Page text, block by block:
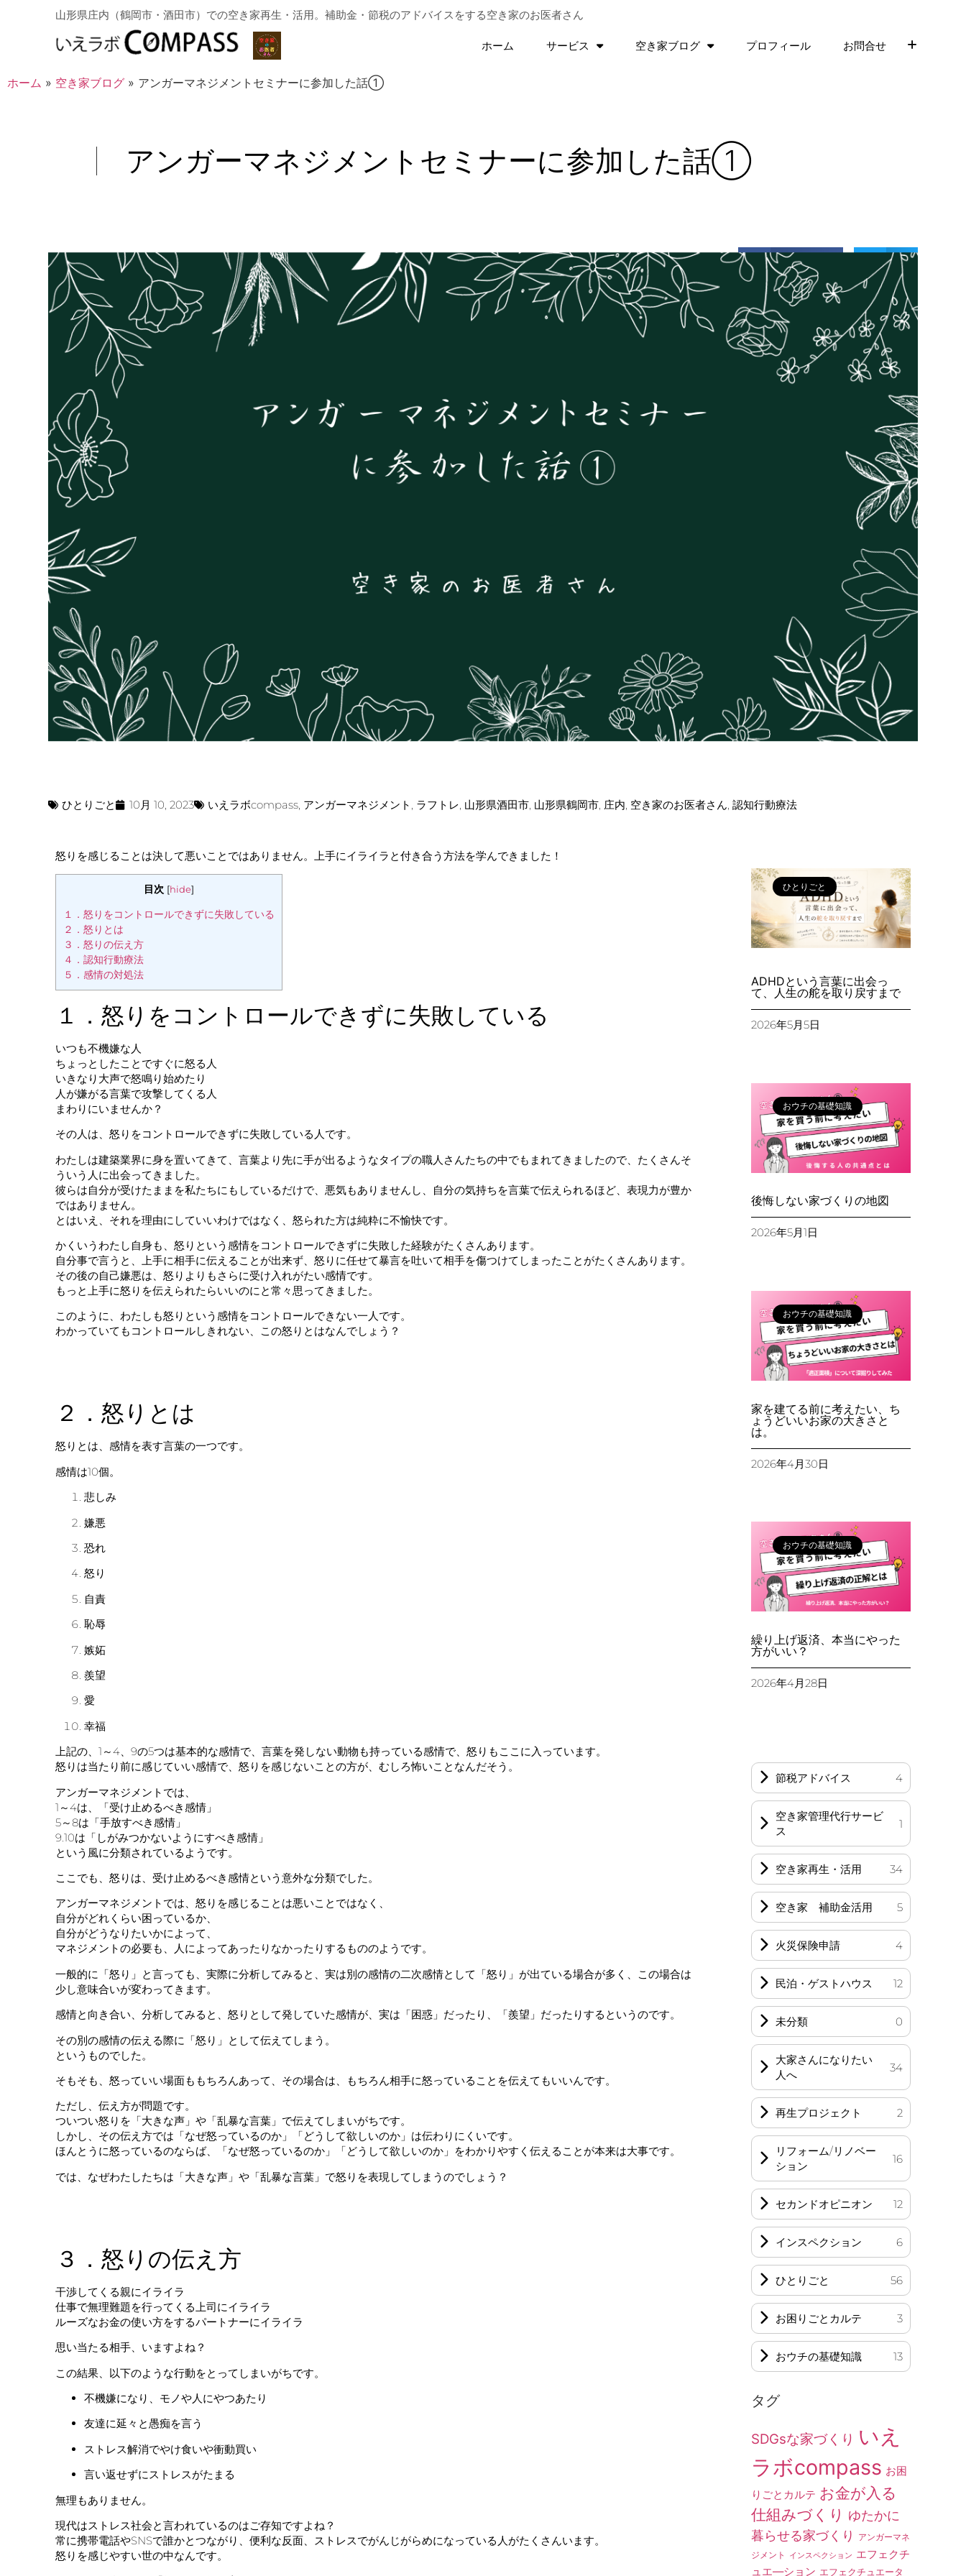
山形県庄内（鶴岡市・酒田市）での空き家再生・活用。補助金・節税のアドバイスをする空き家のお医者さん
ホーム サービス 空き家ブログ プロフィール お問合せ
ホーム » 空き家ブログ » アンガーマネジメントセミナーに参加した話①
アンガーマネジメントセミナーに参加した話①
Facebook Ｘ
ひとりごと 10月 10, 2023 いえラボcompass, アンガーマネジメント , ラフトレ, 山形県酒田市, 山形県鶴岡市, 庄内, 空き家のお医者さん,認知行動療法
怒りを感じることは決して悪いことではありません。上手にイライラと付き合う方法を学んできました！
目次 [hide]
１．怒りをコントロールできずに失敗している
２．怒りとは
３．怒りの伝え方
４．認知行動療法
５．感情の対処法
１．怒りをコントロールできずに失敗している
いつも不機嫌な人
ちょっとしたことですぐに怒る人
いきなり大声で怒鳴り始めたり
人が嫌がる言葉で攻撃してくる人
まわりにいませんか？
その人は、怒りをコントロールできずに失敗している人です。
わたしは建築業界に身を置いてきて、言葉より先に手が出るようなタイプの職人さんたちの中でもまれてきましたので、たくさんそ
ういう人に出会ってきました。
彼らは自分が受けたままを私たちにもしているだけで、悪気もありませんし、自分の気持ちを言葉で伝えられるほど、表現力が豊か
ではありません。
とはいえ、それを理由にしていいわけではなく、怒られた方は純粋に不愉快です。
かくいうわたし自身も、怒りという感情をコントロールできずに失敗した経験がたくさんあります。
自分事で言うと、上手に相手に伝えることが出来ず、怒りに任せて暴言を吐いて相手を傷つけてしまったことがたくさんあります。
その後の自己嫌悪は、怒りよりもさらに受け入れがたい感情です。
もっと上手に怒りを伝えられたらいいのにと常々思ってきました。
このように、わたしも怒りという感情をコントロールできない一人です。
わかっていてもコントロールしきれない、この怒りとはなんでしょう？
２．怒りとは
怒りとは、感情を表す言葉の一つです。
感情は10個。
悲しみ
嫌悪
恐れ
怒り
自責
恥辱
嫉妬
羨望
愛
幸福
上記の、1～4、9の5つは基本的な感情で、言葉を発しない動物も持っている感情で、怒りもここに入っています。
怒りは当たり前に感じていい感情で、怒りを感じないことの方が、むしろ怖いことなんだそう。
アンガーマネジメントでは、
1～4は、「受け止めるべき感情」
5～8は「手放すべき感情」
9.10は「しがみつかないようにすべき感情」
という風に分類されているようです。
ここでも、怒りは、受け止めるべき感情という意外な分類でした。
アンガーマネジメントでは、怒りを感じることは悪いことではなく、
自分がどれくらい困っているか、
自分がどうなりたいかによって、
マネジメントの必要も、人によってあったりなかったりするもののようです。
一般的に「怒り」と言っても、実際に分析してみると、実は別の感情の二次感情として「怒り」が出ている場合が多く、この場合は
少し意味合いが変わってきます。
感情と向き合い、分析してみると、怒りとして発していた感情が、実は「困惑」だったり、「羨望」だったりするというのです。
その別の感情の伝える際に「怒り」として伝えてしまう。
というものでした。
そもそも、怒っていい場面ももちろんあって、その場合は、もちろん相手に怒っていることを伝えてもいいんです。
ただし、伝え方が問題です。
ついつい怒りを「大きな声」や「乱暴な言葉」で伝えてしまいがちです。
しかし、その伝え方では「なぜ怒っているのか」「どうして欲しいのか」は伝わりにくいです。
ほんとうに怒っているのならば、「なぜ怒っているのか」「どうして欲しいのか」をわかりやすく伝えることが本来は大事です。
では、なぜわたしたちは「大きな声」や「乱暴な言葉」で怒りを表現してしまうのでしょう？
３．怒りの伝え方
干渉してくる親にイライラ
仕事で無理難題を行ってくる上司にイライラ
ルーズなお金の使い方をするパートナーにイライラ
思い当たる相手、いますよね？
この結果、以下のような行動をとってしまいがちです。
不機嫌になり、モノや人にやつあたり
友達に延々と愚痴を言う
ストレス解消でやけ食いや衝動買い
言い返せずにストレスがたまる
無理もありません。
現代はストレス社会と言われているのはご存知ですよね？
常に携帯電話やSNSで誰かとつながり、便利な反面、ストレスでがんじがらめになっている人がたくさんいます。
怒りを感じやすい世の中なんです。
ひとりごと
ADHDという言葉に出会っ
て、人生の舵を取り戻すまで
2026年5月5日
おウチの基礎知識
後悔しない家づくりの地図
2026年5月1日
おウチの基礎知識
家を建てる前に考えたい、ち
ょうどいいお家の大きさと
は。
2026年4月30日
おウチの基礎知識
繰り上げ返済、本当にやった
方がいい？
2026年4月28日
節税アドバイス 4
空き家管理代行サービ
ス
1
空き家再生・活用 34
空き家 補助金活用 5
火災保険申請 4
民泊・ゲストハウス 12
未分類 0
大家さんになりたい
人へ
34
再生プロジェクト 2
リフォーム/リノベー
ション
16
セカンドオピニオン 12
インスペクション 6
ひとりごと 56
お困りごとカルテ 3
おウチの基礎知識 13
タグ
SDGsな家づくり いえ
ラボcompass お困
りごとカルテ お金が入る
仕組みづくり ゆたかに
暮らせる家づくり
アンガーマネ
ジメント
インスペクション エフェクチ
ュエ―ション エフェクチュエータ